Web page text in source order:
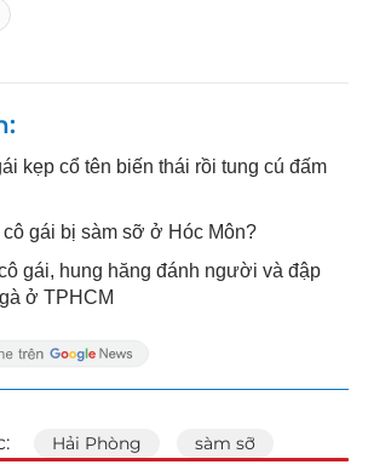
kẹp cổ tên biến thái rồi tung cú đấm
gái bị sàm sỡ ở Hóc Môn?
gái, hung hăng đánh người và đập
ở TPHCM
Hải Phòng sàm sỡ